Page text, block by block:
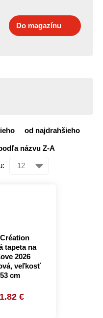
Do magazínu
od najdrahšieho
názvu Z-A
tapeta na
2026
veľkosť
cm
€